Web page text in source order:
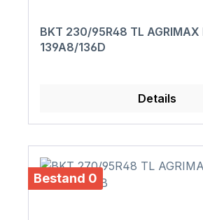
BKT 230/95R48 TL AGRIMAX
139A8/136D
Details
Bestand 0